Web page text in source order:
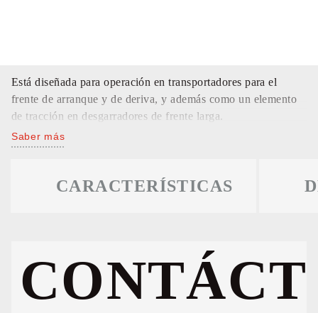
Está diseñada para operación en transportadores para el
frente de arranque y de deriva, y además como un elemento
de tracción en desgarradores de frente larga.
Saber más
CARACTERÍSTICAS